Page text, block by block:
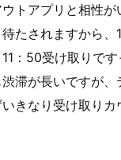
トアプリと相性が
たされますから、
：50受け取りで
滞が長いですが
きなり受け取りカ